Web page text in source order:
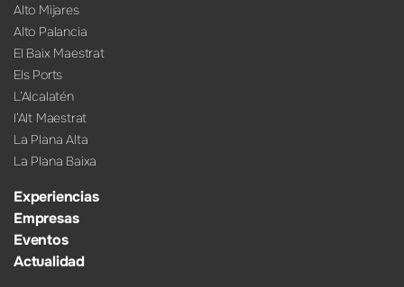
Alto Mijares
Alto Palancia
El Baix Maestrat
Els Ports
L’Alcalatén
l’Alt Maestrat
La Plana Alta
La Plana Baixa
Experiencias
Empresas
Eventos
Actualidad